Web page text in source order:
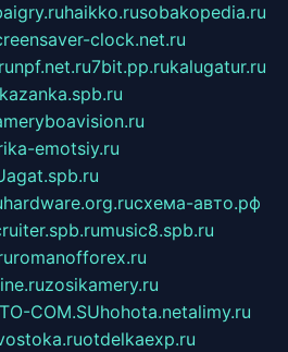
haikko.rusobakopedia.ru
clock.net.ru
npf.net.ru7bit.pp.rukalugatur.ru
kazanka.spb.ru
emotsiy.ru
agat.spb.ru
hardware.org.ruсхема-авто.рф
music8.spb.ru
romanofforex.ru
zosikamery.ru
COM.SUhohota.netalimy.ru
otdelkaexp.ru